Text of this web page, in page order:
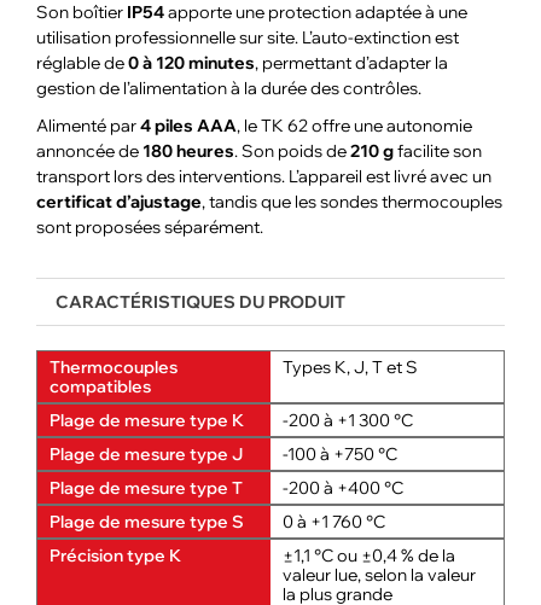
Son boîtier IP54apporte une protection adaptée à une
utilisation professionnelle sur site. L’auto-extinction est
réglable de0 à 120 minutes, permettant d’adapter la
gestion de l’alimentation à la durée des contrôles.
Alimenté par4 piles AAA, le TK 62 offre une autonomie
annoncée de 180 heures. Son poids de210 gfacilite son
transport lors des interventions. L’appareil est livré avec un
certificat d’ajustage, tandis que les sondes thermocouples
sont proposées séparément.
CARACTÉRISTIQUES DU PRODUIT
Thermocouples
compatibles
Types K, J, T et S
Plage de mesure type K
-200 à +1 300 °C
Plage de mesure type J
-100 à +750 °C
Plage de mesure type T
-200 à +400 °C
Plage de mesure type S
0 à +1 760 °C
Précision type K
±1,1 °C ou ±0,4 % de la
valeur lue, selon la valeur
la plus grande